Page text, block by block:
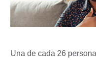
Una de cada 26